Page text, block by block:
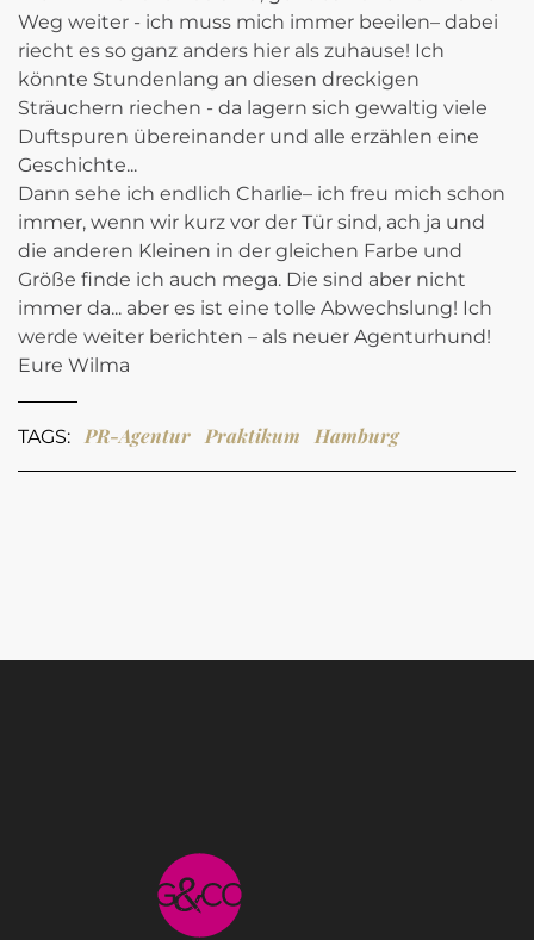
Weg weiter - ich muss mich immer beeilen– dabei
riecht es so ganz anders hier als zuhause! Ich
könnte Stundenlang an diesen dreckigen
Sträuchern riechen - da lagern sich gewaltig viele
Duftspuren übereinander und alle erzählen eine
Geschichte...
Dann sehe ich endlich Charlie– ich freu mich schon
immer, wenn wir kurz vor der Tür sind, ach ja und
die anderen Kleinen in der gleichen Farbe und
Größe finde ich auch mega. Die sind aber nicht
immer da... aber es ist eine tolle Abwechslung! Ich
werde weiter berichten – als neuer Agenturhund!
Eure Wilma
TAGS: PR-Agentur Praktikum Hamburg